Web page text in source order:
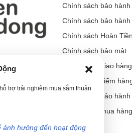
trợ trải nghiệm mua sắm thuận
ảnh hưởng đến hoạt động
Chính sách bảo
Chính sách bảo hành
Chính sách Hoàn
Chính sách bảo mật
Chính sách giao hàng
Chính sách kiểm
Chính sách bảo
Hướng dẫn mua hàng